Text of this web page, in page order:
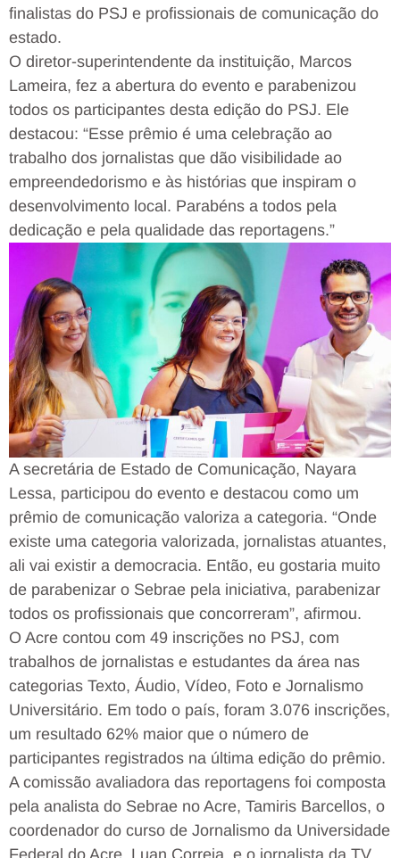
finalistas do PSJ e profissionais de comunicação do
estado.
O diretor-superintendente da instituição, Marcos
Lameira, fez a abertura do evento e parabenizou
todos os participantes desta edição do PSJ. Ele
destacou: “Esse prêmio é uma celebração ao
trabalho dos jornalistas que dão visibilidade ao
empreendedorismo e às histórias que inspiram o
desenvolvimento local. Parabéns a todos pela
dedicação e pela qualidade das reportagens.”
A secretária de Estado de Comunicação, Nayara
Lessa, participou do evento e destacou como um
prêmio de comunicação valoriza a categoria. “Onde
existe uma categoria valorizada, jornalistas atuantes,
ali vai existir a democracia. Então, eu gostaria muito
de parabenizar o Sebrae pela iniciativa, parabenizar
todos os profissionais que concorreram”, afirmou.
O Acre contou com 49 inscrições no PSJ, com
trabalhos de jornalistas e estudantes da área nas
categorias Texto, Áudio, Vídeo, Foto e Jornalismo
Universitário. Em todo o país, foram 3.076 inscrições,
um resultado 62% maior que o número de
participantes registrados na última edição do prêmio.
A comissão avaliadora das reportagens foi composta
pela analista do Sebrae no Acre, Tamiris Barcellos, o
coordenador do curso de Jornalismo da Universidade
Federal do Acre, Luan Correia, e o jornalista da TV